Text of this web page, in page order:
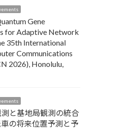
Gene
for Adaptive Network
35th International
Communications
2026), Honolulu,
と基地局観測の統合
の将来位置予測と予